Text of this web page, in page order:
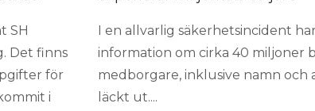
SH
Det finns
för
i
I en allvarlig säkerhetsincident
information om cirka 40 miljoner
medborgare, inklusive namn och
läckt ut....